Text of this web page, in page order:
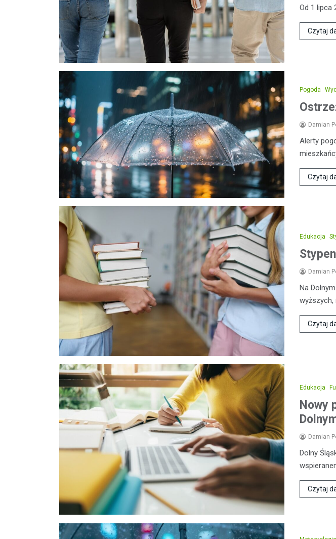
Od 1 lipca
Czytaj
Pogoda
Damian
Alerty
Czytaj
Edukacja
Damian
Na
wyższych,
Czytaj
Edukacja
Nowy
Damian
Dolny
Czytaj